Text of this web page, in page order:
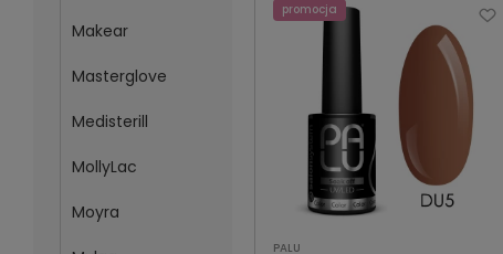
Makear
Masterglove
Medisterill
MollyLac
Moyra
PALU
promocja